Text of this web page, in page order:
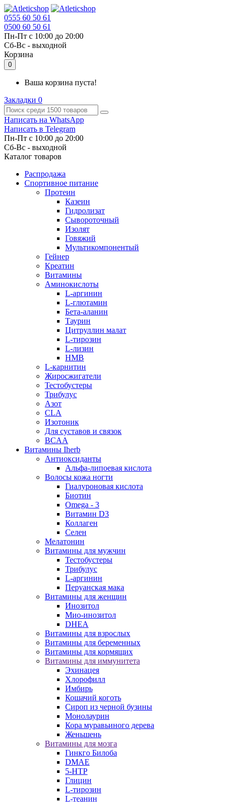
0555 60 50 61
0500 60 50 61
Пн-Пт с 10:00 до 20:00
Cб-Вс - выходной
Корзина
0
Ваша корзина пуста!
Закладки 0
Написать на WhatsApp
Написать в Telegram
Пн-Пт с 10:00 до 20:00
Cб-Вс - выходной
Каталог товаров
Распродажа
Спортивное питание
Протеин
Казеин
Гидролизат
Сывороточный
Изолят
Говяжий
Мультикомпонентый
Гейнер
Креатин
Витамины
Аминокислоты
L-аргинин
L-глютамин
Бета-аланин
Таурин
Цитруллин малат
L-тирозин
L-лизин
HMB
L-карнитин
Жиросжигатели
Тестобустеры
Трибулус
Азот
CLA
Изотоник
Для суставов и связок
BCAA
Витамины Iherb
Антиоксиданты
Альфа-липоевая кислота
Волосы кожа ногти
Гиалуроновая кислота
Биотин
Omega - 3
Витамин D3
Коллаген
Селен
Мелатонин
Витамины для мужчин
Тестобустеры
Трибулус
L-аргинин
Перуанская мака
Витамины для женщин
Инозитол
Мио-инозитол
DHEA
Витамины для взрослых
Витамины для беременных
Витамины для кормящих
Витамины для иммунитета
Эхинацея
Хлорофилл
Имбирь
Кошачий коготь
Сироп из черной бузины
Монолаурин
Кора муравьиного дерева
Женьшень
Витамины для мозга
Гинкго Билоба
DMAE
5-HTP
Глицин
L-тирозин
L-теанин